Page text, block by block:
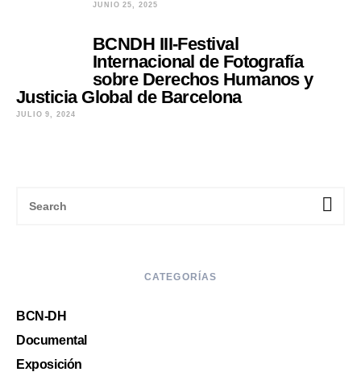
JUNIO 25, 2025
BCNDH III-Festival
Internacional de Fotografía
sobre Derechos Humanos y
Justicia Global de Barcelona
JULIO 9, 2024
CATEGORÍAS
BCN-DH
Documental
Exposición